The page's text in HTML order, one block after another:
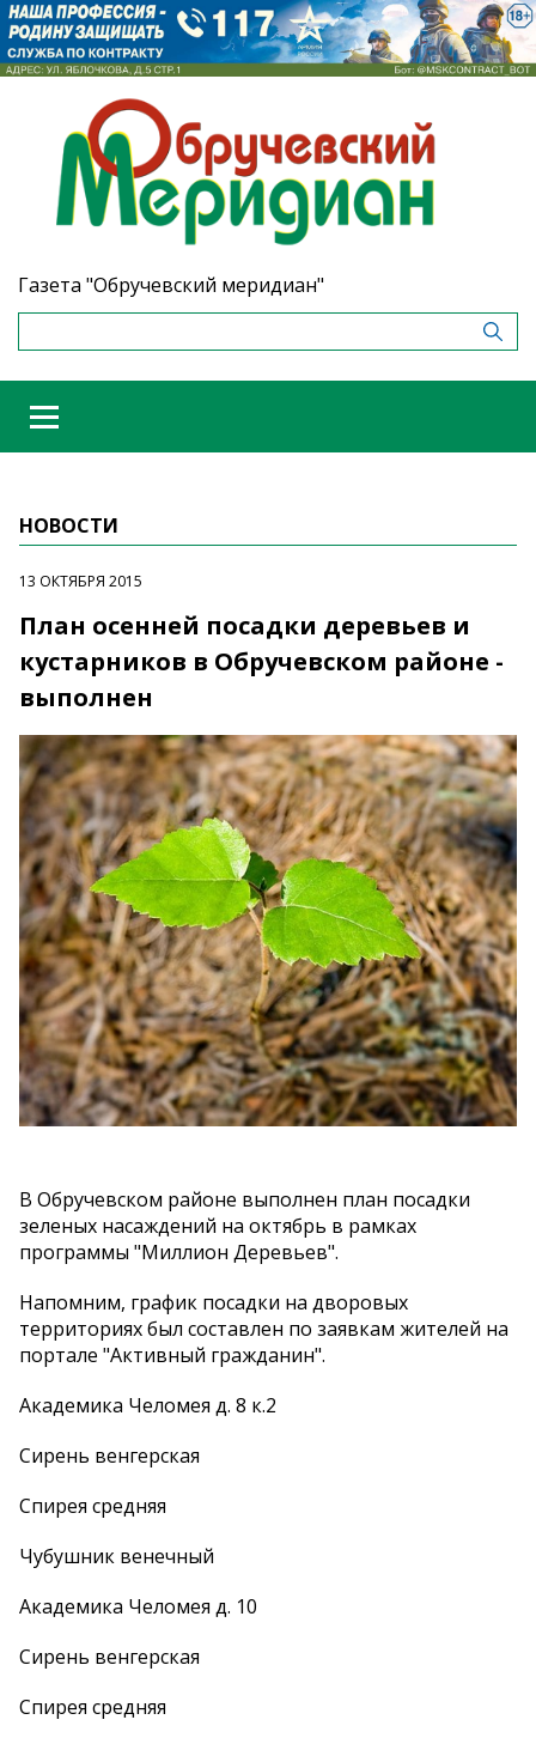
Газета "Обручевский меридиан"
НОВОСТИ
13 ОКТЯБРЯ 2015
План осенней посадки деревьев и
кустарников в Обручевском районе -
выполнен
В Обручевском районе выполнен план посадки
зеленых насаждений на октябрь в рамках
программы "Миллион Деревьев".
Напомним, график посадки на дворовых
территориях был составлен по заявкам жителей на
портале "Активный гражданин".
Академика Челомея д. 8 к.2
Сирень венгерская
Спирея средняя
Чубушник венечный
Академика Челомея д. 10
Сирень венгерская
Спирея средняя